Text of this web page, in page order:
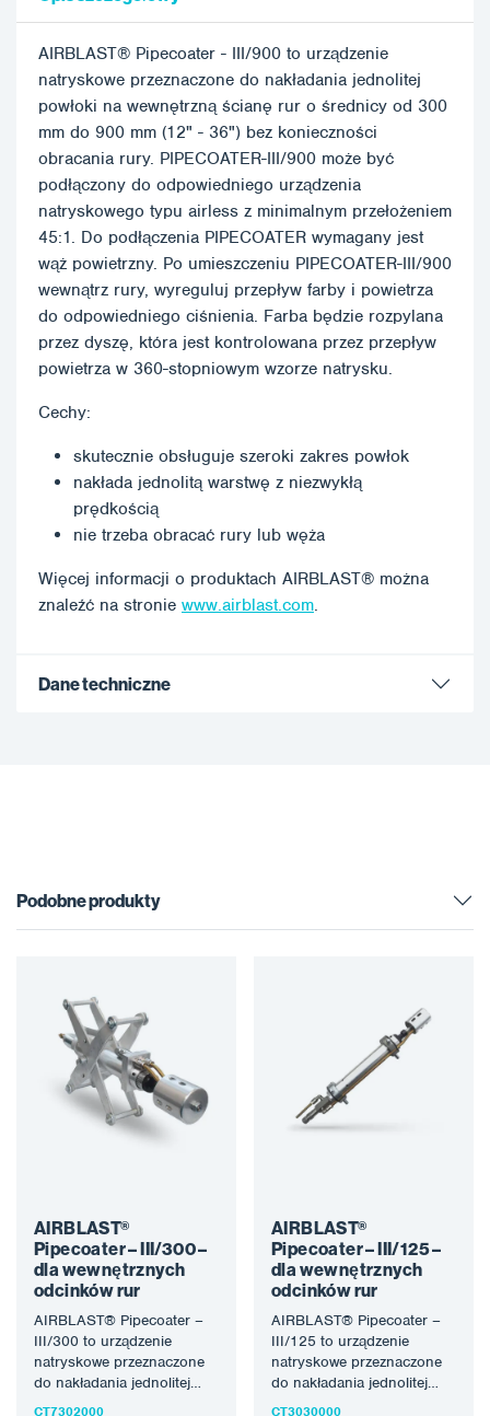
AIRBLAST® Pipecoater - III/900 to urządzenie
natryskowe przeznaczone do nakładania jednolitej
powłoki na wewnętrzną ścianę rur o średnicy od 300
mm do 900 mm (12" - 36") bez konieczności
obracania rury. PIPECOATER-III/900 może być
podłączony do odpowiedniego urządzenia
natryskowego typu airless z minimalnym przełożeniem
45:1. Do podłączenia PIPECOATER wymagany jest
wąż powietrzny. Po umieszczeniu PIPECOATER-III/900
wewnątrz rury, wyreguluj przepływ farby i powietrza
do odpowiedniego ciśnienia. Farba będzie rozpylana
przez dyszę, która jest kontrolowana przez przepływ
powietrza w 360-stopniowym wzorze natrysku.
Cechy:
skutecznie obsługuje szeroki zakres powłok
nakłada jednolitą warstwę z niezwykłą
prędkością
nie trzeba obracać rury lub węża
Więcej informacji o produktach AIRBLAST® można
znaleźć na stronie www.airblast.com.
Dane techniczne
Podobne produkty
AIRBLAST®
Pipecoater – III/300 –
dla wewnętrznych
odcinków rur
AIRBLAST® Pipecoater –
III/300 to urządzenie
natryskowe przeznaczone
do nakładania jednolitej
warstwy powłoki na
CT7302000
AIRBLAST®
Pipecoater – III/125 –
dla wewnętrznych
odcinków rur
AIRBLAST® Pipecoater –
III/125 to urządzenie
natryskowe przeznaczone
do nakładania jednolitej
powłoki na wewnętrzną
CT3030000